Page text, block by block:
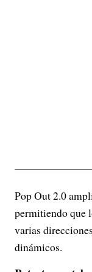
Pop Out 2.0
permitiendo que
varias
dinámicos.